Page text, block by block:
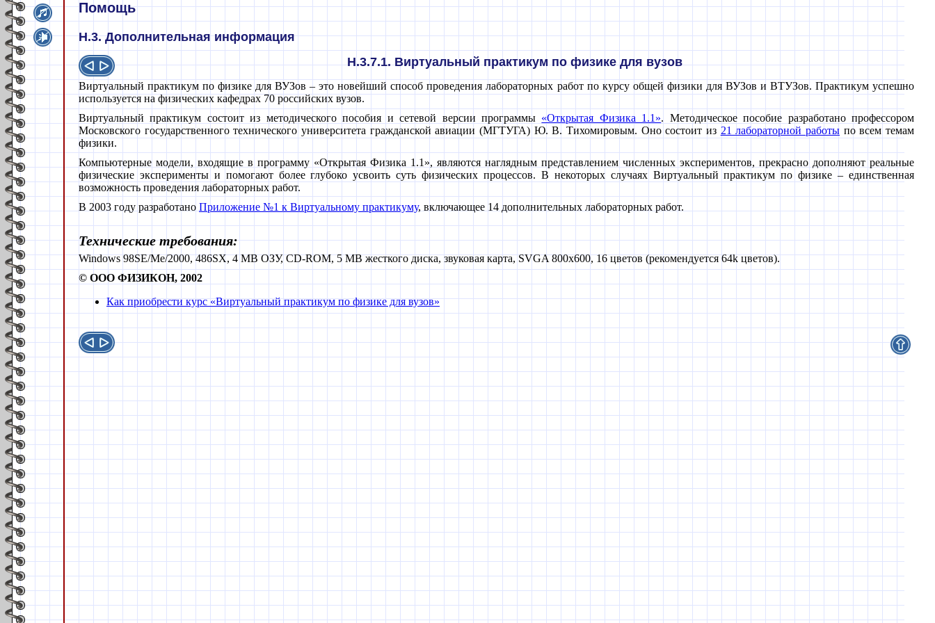
Помощь
H.3. Дополнительная информация
H.3.7.1. Виртуальный практикум по физике для вузов
Виртуальный практикум по физике для ВУЗов – это новейший способ проведения лабораторных работ по курсу общей физики для ВУЗов и ВТУЗов. Практикум успешно
используется на физических кафедрах 70 российских вузов.
Виртуальный практикум состоит из методического пособия и сетевой версии программы «Открытая Физика 1.1». Методическое пособие разработано профессором
Московского государственного технического университета гражданской авиации (МГТУГА) Ю. В. Тихомировым. Оно состоит из 21 лабораторной работы по всем темам
физики.
Компьютерные модели, входящие в программу «Открытая Физика 1.1», являются наглядным представлением численных экспериментов, прекрасно дополняют реальные
физические эксперименты и помогают более глубоко усвоить суть физических процессов. В некоторых случаях Виртуальный практикум по физике – единственная
возможность проведения лабораторных работ.
В 2003 году разработано Приложение №1 к Виртуальному практикуму, включающее 14 дополнительных лабораторных работ.
Технические требования:
Windows 98SE/Me/2000, 486SX, 4 MB ОЗУ, СD-ROM, 5 MB жесткого диска, звуковая карта, SVGA 800x600, 16 цветов (рекомендуется 64k цветов).
© ООО ФИЗИКОН, 2002
Как приобрести курс «Виртуальный практикум по физике для вузов»